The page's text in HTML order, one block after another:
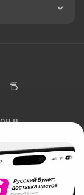
в
«Технология»